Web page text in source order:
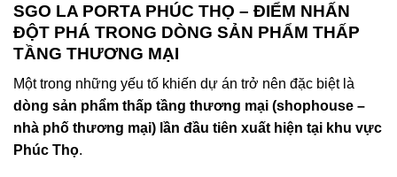
SGO LA PORTA PHÚC THỌ – ĐIỂM NHẤN
ĐỘT PHÁ TRONG DÒNG SẢN PHẨM THẤP
TẦNG THƯƠNG MẠI
Một trong những yếu tố khiến dự án trở nên đặc biệt là
dòng sản phẩm thấp tầng thương mại (shophouse –
nhà phố thương mại) lần đầu tiên xuất hiện tại khu vực
Phúc Thọ.